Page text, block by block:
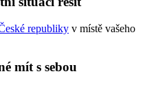
republiky v místě vašeho
mít s sebou